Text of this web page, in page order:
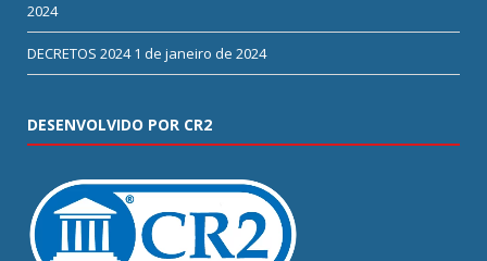
2024
DECRETOS 2024 1 de janeiro de 2024
DESENVOLVIDO POR CR2